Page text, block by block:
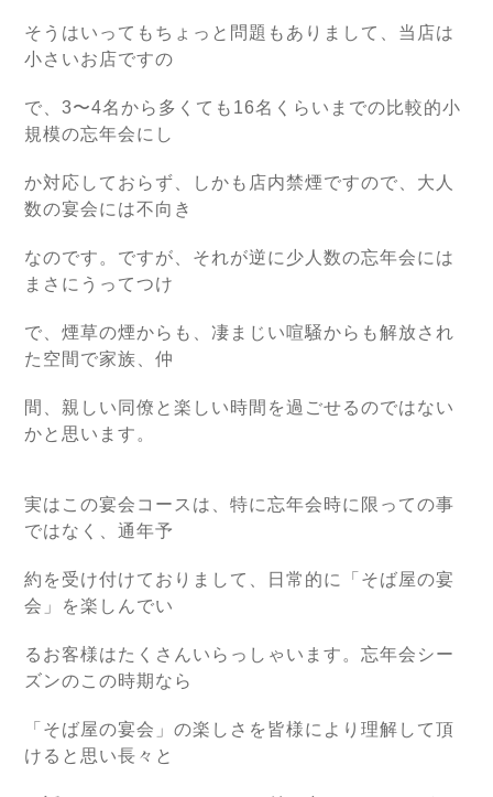
そうはいってもちょっと問題もありまして、当店は
小さいお店ですの
で、3〜4名から多くても16名くらいまでの比較的小
規模の忘年会にし
か対応しておらず、しかも店内禁煙ですので、大人
数の宴会には不向き
なのです。ですが、それが逆に少人数の忘年会には
まさにうってつけ
で、煙草の煙からも、凄まじい喧騒からも解放され
た空間で家族、仲
間、親しい同僚と楽しい時間を過ごせるのではない
かと思います。
実はこの宴会コースは、特に忘年会時に限っての事
ではなく、通年予
約を受け付けておりまして、日常的に「そば屋の宴
会」を楽しんでい
るお客様はたくさんいらっしゃいます。忘年会シー
ズンのこの時期なら
「そば屋の宴会」の楽しさを皆様により理解して頂
けると思い長々と